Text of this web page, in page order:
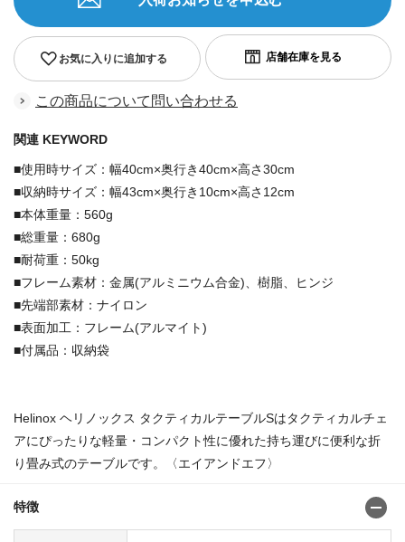
お気に入りに追加する
この商品について問い合わせる
関連 KEYWORD
■使用時サイズ：幅40cm×奥行き40cm×高さ30cm
■収納時サイズ：幅43cm×奥行き10cm×高さ12cm
■本体重量：560g
■総重量：680g
■耐荷重：50kg
■フレーム素材：金属(アルミニウム合金)、樹脂、ヒンジ
■先端部素材：ナイロン
■表面加工：フレーム(アルマイト)
■付属品：収納袋
Helinox ヘリノックス タクティカルテーブルSはタクティカルチェ
アにぴったりな軽量・コンパクト性に優れた持ち運びに便利な折
り畳み式のテーブルです。〈エイアンドエフ〉
特徴